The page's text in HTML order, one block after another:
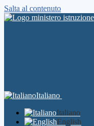
Salta al contenuto
Italiano
Italiano
English